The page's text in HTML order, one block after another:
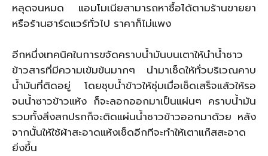
หลุดจนหมด แอมโมเนียสามารถหาซื้อได้ตามร้านขายยา
หรือร้านฮาร์ดแวร์ทั่วไป ราคาก็ไม่แพง
อีกหนึ่งเทคนิคในการขจัดคราบน้ำมันบนเตาให้นำน้ำซาว
ข้าวสารที่มีความเข้มข้นมากๆ นำมาเช็ดให้ทั่วบริเวณคาบ
น้ำมันที่ติดอยู่ โดยชุบน้ำข้าวให้ชุ่มเมื่อเช็ดเสร็จแล้วให้รอ
จนนํ้าซาวข้าวแห้ง ก็จะลอกออกมาเป็นแผ่นๆ คราบน้ำมัน
รวมทั้งสิ่งสกปรกก็จะติดแผ่นน้ำซาวข้าวออกมาด้วย หลัง
จากนั้นให้ใช้ผ้าสะอาดแห้งเช็ดอีกทีจะทำให้เตาแก๊สสะอาด
ยิ่งขึ้น